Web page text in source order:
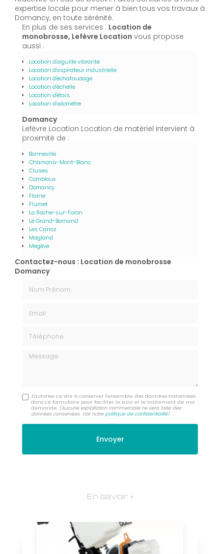
expertise locale pour mener à bien tous vos travaux à
Domancy, en toute sérénité.
En plus de ses services : Location de
monobrosse, Lefèvre Location vous propose
aussi :
Location d'aiguille vibrante
Location d'aspirateur industrielle
Location d'échafaudage
Location d'échelle
Location d'étais
Location d'odomètre
Domancy
Lefèvre Location Location de matériel intervient à
proximité de :
Bonneville
Chamonix-Mont-Blanc
Cluses
Combloux
Domancy
Flaine
Flumet
La Roche-sur-Foron
Le Grand-Bornand
Les Carroz
Magland
Megève
Contactez-nous : Location de monobrosse
Domancy
Message
J'autorise ce site à conserver l'ensemble des données transmises
dans ce formulaire pour faciliter le suivi et le traitement de ma
demande. (Aucune exploitation commerciale ne sera faite des
données conservées. Voir notrepolitique de confidentialité)
En savoir +